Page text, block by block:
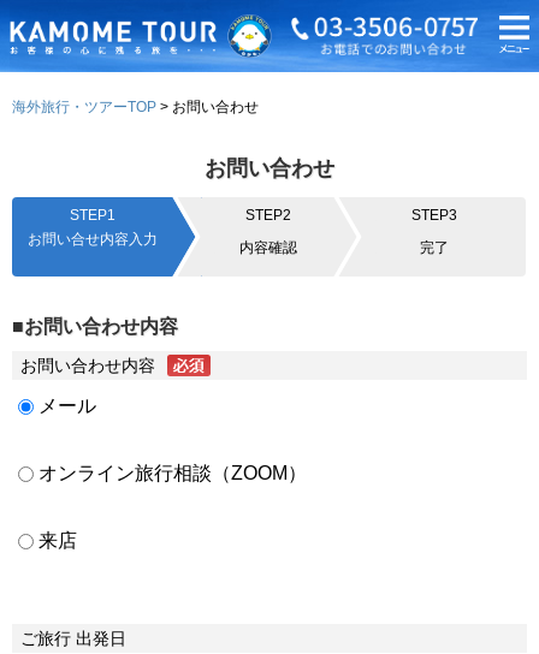
海外旅行・ツアーTOP お問い合わせ
お問い合わせ
STEP1
お問い合せ内容入力
STEP2
内容確認
STEP3
完了
■お問い合わせ内容
お問い合わせ内容
メール
オンライン旅行相談（ZOOM）
来店
ご旅行 出発日